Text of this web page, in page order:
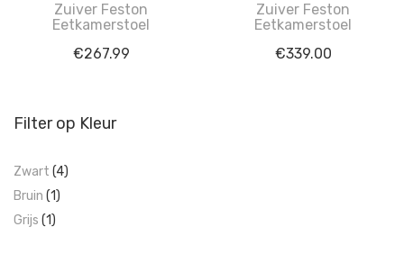
Zuiver Feston
Eetkamerstoel
€267.99
Zuiver Feston
Eetkamerstoel
€339.00
Filter op Kleur
Zwart (4)
Bruin (1)
Grijs (1)